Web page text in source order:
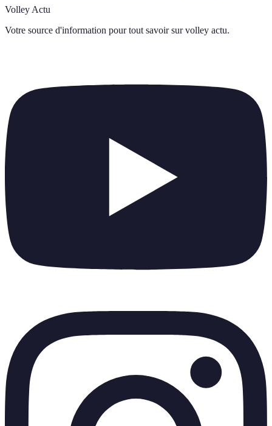
Volley Actu
Votre source d'information pour tout savoir sur volley actu.